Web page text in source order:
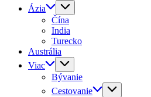
Ázia
Čína
India
Turecko
Austrália
Viac
Bývanie
Cestovanie